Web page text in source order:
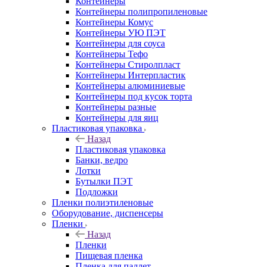
Контейнеры полипропиленовые
Контейнеры Комус
Контейнеры УЮ ПЭТ
Контейнеры для соуса
Контейнеры Тефо
Контейнеры Стиролпласт
Контейнеры Интерпластик
Контейнеры алюминиевые
Контейнеры под кусок торта
Контейнеры разные
Контейнеры для яиц
Пластиковая упаковка
Назад
Пластиковая упаковка
Банки, ведро
Лотки
Бутылки ПЭТ
Подложки
Пленки полиэтиленовые
Оборудование, диспенсеры
Пленки
Назад
Пленки
Пищевая пленка